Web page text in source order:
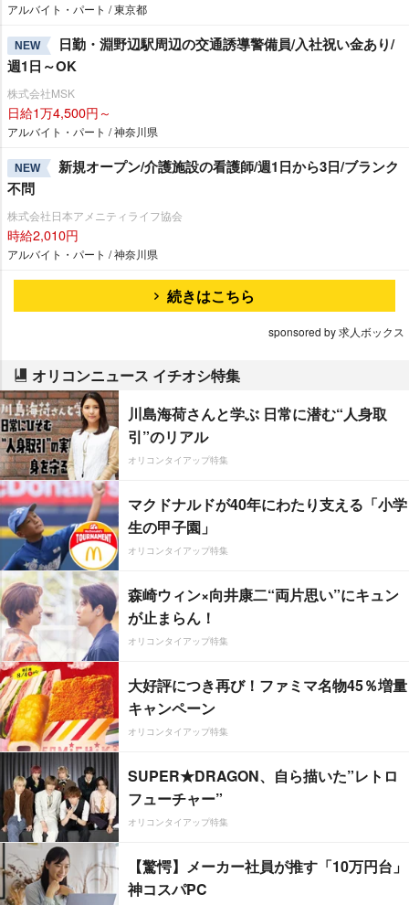
アルバイト・パート / 東京都
NEW
日勤・淵野辺駅周辺の交通誘導警備員/入社祝い金あり/
週1日～OK
株式会社MSK
日給1万4,500円～
アルバイト・パート / 神奈川県
NEW
新規オープン/介護施設の看護師/週1日から3日/ブランク
不問
株式会社日本アメニティライフ協会
時給2,010円
アルバイト・パート / 神奈川県
続きはこちら
sponsored by 求人ボックス
オリコンニュース イチオシ特集
川島海荷さんと学ぶ 日常に潜む“人身取
引”のリアル
オリコンタイアップ特集
マクドナルドが40年にわたり支える「小学
生の甲子園」
オリコンタイアップ特集
森崎ウィン×向井康二“両片思い”にキュン
が止まらん！
オリコンタイアップ特集
大好評につき再び！ファミマ名物45％増量
キャンペーン
オリコンタイアップ特集
SUPER★DRAGON、自ら描いた”レトロ
フューチャー”
オリコンタイアップ特集
【驚愕】メーカー社員が推す「10万円台」
神コスパPC